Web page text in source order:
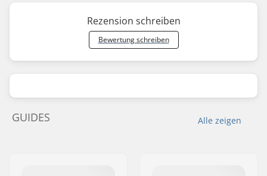
Rezension schreiben
Bewertung schreiben
Alle zeigen
GUIDES